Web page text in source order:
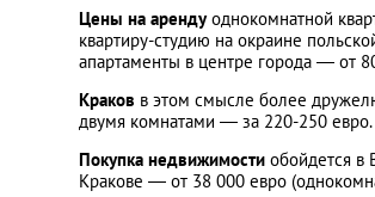
Цены на арендуоднокомнатной
квартиру-студию на окраине
апартаменты в центре города — от
Краков в этом смысле более
двумя комнатами — за 220-250 евро.
Покупка недвижимости обойдется в
Кракове — от 38 000 евро